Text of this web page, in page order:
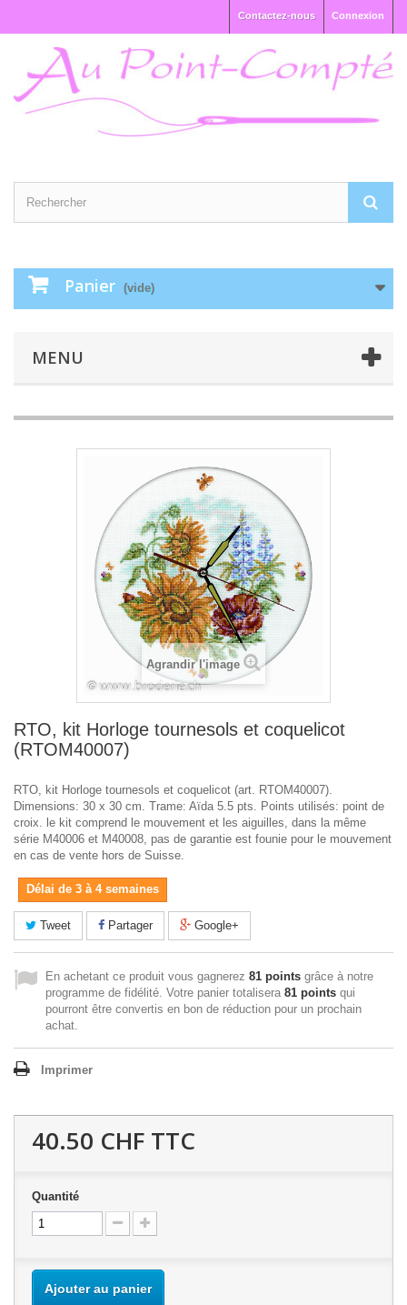
Connexion
Contactez-nous
Panier (vide)
MENU
Agrandir l'image
RTO, kit Horloge tournesols et coquelicot
(RTOM40007)
RTO, kit Horloge tournesols et coquelicot (art. RTOM40007).
Dimensions: 30 x 30 cm. Trame: Aïda 5.5 pts. Points utilisés: point de
croix. le kit comprend le mouvement et les aiguilles, dans la même
série M40006 et M40008, pas de garantie est founie pour le mouvement
en cas de vente hors de Suisse.
Délai de 3 à 4 semaines
Tweet Partager Google+
En achetant ce produit vous gagnerez 81 points grâce à notre
programme de fidélité. Votre panier totalisera 81 points qui
pourront être convertis en bon de réduction pour un prochain
achat.
Imprimer
40.50 CHF TTC
Quantité
Ajouter au panier